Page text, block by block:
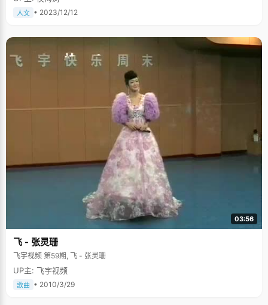
人文 • 2023/12/12
03:56
飞 - 张灵珊
飞宇视频 第59期, 飞 - 张灵珊
UP主: 飞宇视频
歌曲 • 2010/3/29